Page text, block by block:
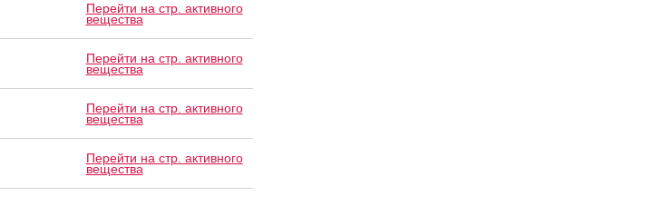
Перейти на стр. активного
вещества
Перейти на стр. активного
вещества
Перейти на стр. активного
вещества
Перейти на стр. активного
вещества